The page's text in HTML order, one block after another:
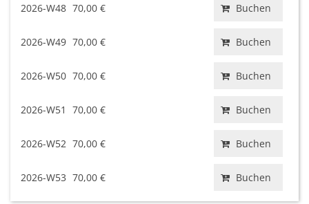
2026-W48 70,00 € Buchen
2026-W49 70,00 € Buchen
2026-W50 70,00 € Buchen
2026-W51 70,00 € Buchen
2026-W52 70,00 € Buchen
2026-W53 70,00 € Buchen